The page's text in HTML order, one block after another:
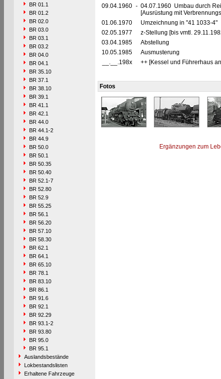
BR 01.1
BR 01.2
BR 02.0
BR 03.0
BR 03.1
BR 03.2
BR 04.0
BR 04.1
BR 35.10
BR 37.1
BR 38.10
BR 39.1
BR 41.1
BR 42.1
BR 44.0
BR 44.1-2
BR 44.9
BR 50.0
BR 50.1
BR 50.35
BR 50.40
BR 52.1-7
BR 52.80
BR 52.9
BR 55.25
BR 56.1
BR 56.20
BR 57.10
BR 58.30
BR 62.1
BR 64.1
BR 65.10
BR 78.1
BR 83.10
BR 86.1
BR 91.6
BR 92.1
BR 92.29
BR 93.1-2
BR 93.80
BR 95.0
BR 95.1
Auslandsbestände
Lokbestandslisten
Erhaltene Fahrzeuge
09.04.1960 - 04.07.1960 Umbau durch
[Ausrüstung mit
01.06.1970
Umzeichnung in "41 1033-4"
02.05.1977
z-Stellung [bis vmtl.
03.04.1985
Abstellung
10.05.1985
Ausmusterung
__.__.198x
++ [Kessel und Führerhaus
Fotos
Ergänzungen zum